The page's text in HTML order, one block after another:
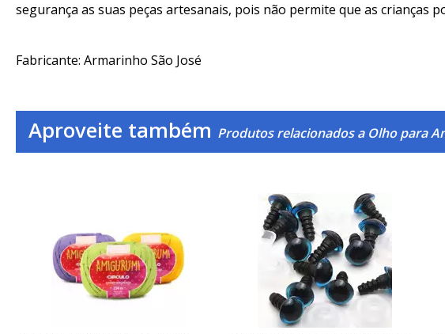
segurança as suas peças artesanais, pois não permite que as crianças
Fabricante: Armarinho São José
Aproveite também Produtos relacionados a Olho para